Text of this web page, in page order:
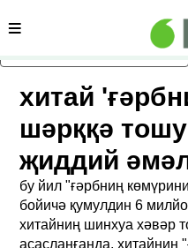
асаслиқ мәзмунға атлаң
сәһипә
хитай
шәрққә
җиддий
бу йил "ғәрбниң
бойичә қумулдин 6
хитайниң шинхуа хәвәр
асасланғанда, хитайниң